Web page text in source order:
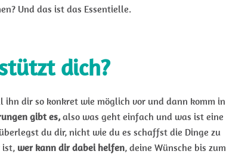
Und das ist das Essentielle.
dich?
ihn dir so konkret wie möglich vor und dann komm in
gibt es, also was geht einfach und was ist eine
du dir, nicht wie du es schaffst die Dinge zu
ist, wer kann dir dabei helfen, deine Wünsche bis zum